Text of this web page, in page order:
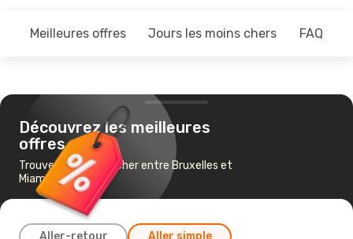
Meilleures offres Jours les moins chers FAQ
Découvrez les meilleures
offres
Trouvez un vol pas cher entre Bruxelles et
Miami
Aller-retour Aller simple